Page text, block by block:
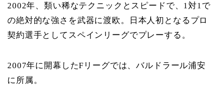
2002年、類い稀なテクニックとスピードで、1対1で
の絶対的な強さを武器に渡欧。日本人初となるプロ
契約選手としてスペインリーグでプレーする。
2007年に開幕したFリーグでは、バルドラール浦安
に所属。